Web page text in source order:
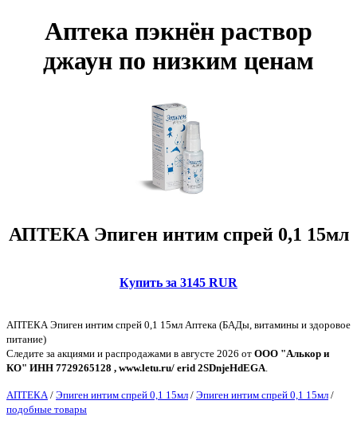
Аптека пэкнён раствор
джаун по низким ценам
АПТЕКА Эпиген интим спрей 0,1 15мл
Купить за 3145 RUR
АПТЕКА Эпиген интим спрей 0,1 15мл Аптека (БАДы, витамины и здоровое
питание)
Следите за акциями и распродажами в августе 2026 от ООО "Алькор и
КО" ИНН 7729265128 , www.letu.ru/ erid 2SDnjeHdEGA
АПТЕКА / Эпиген интим спрей 0,1 15мл / Эпиген интим спрей 0,1 15мл /
подобные товары